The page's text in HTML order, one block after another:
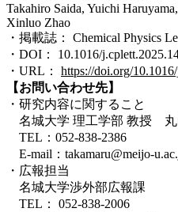
Takahiro Saida, Yuichi
Xinluo Zhao
・掲載誌： Chemical Physics
・DOI： 10.1016/
・URL： https://doi.org/
【お問い合わせ先】
・研究内容に関すること
名城大学 理工学部 教授 丸
TEL：052-838-2386
E-mail：takamaru@meijo-
・広報担当
名城大学渉外部広報課
TEL： 052-838-2006